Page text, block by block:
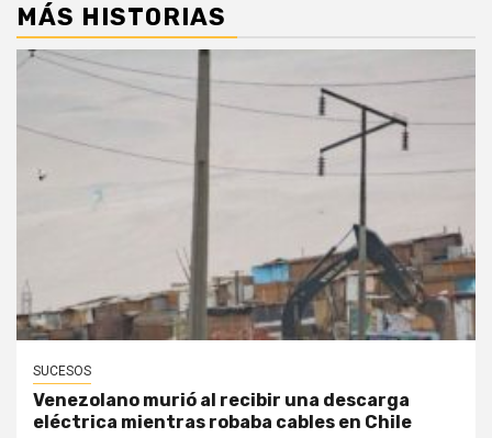
MÁS HISTORIAS
SUCESOS
Venezolano murió al recibir una descarga
eléctrica mientras robaba cables en Chile